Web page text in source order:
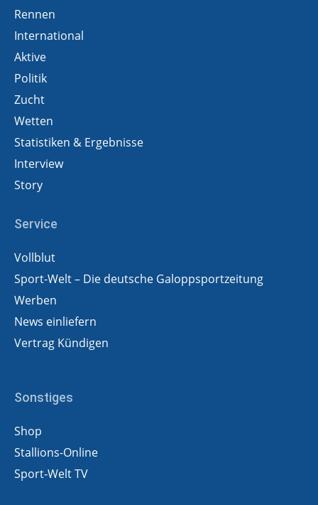
Rennen
International
Aktive
Politik
Zucht
Wetten
Statistiken & Ergebnisse
Interview
Story
Service
Vollblut
Sport-Welt – Die deutsche Galoppsportzeitung
Werben
News einliefern
Vertrag Kündigen
Sonstiges
Shop
Stallions-Online
Sport-Welt TV